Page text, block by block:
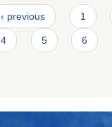
‹ previous 1
4 5 6